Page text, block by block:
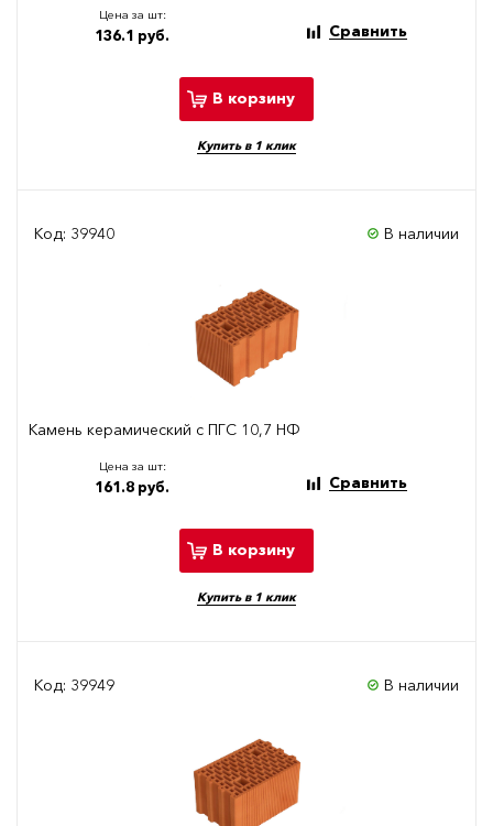
Цена за шт:
136.1 руб. Сравнить
В корзину
Купить в 1 клик
Код: 39940 В наличии
Камень керамический с ПГС 10,7 НФ
Цена за шт:
161.8 руб. Сравнить
В корзину
Купить в 1 клик
Код: 39949 В наличии